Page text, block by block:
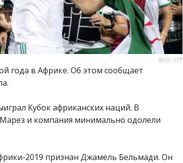
Фото: AFP
года в Африке. Об этом сообщает
Кубок африканских наций. В
и компания минимально одолели
2019 признан Джамель Бельмади. Он